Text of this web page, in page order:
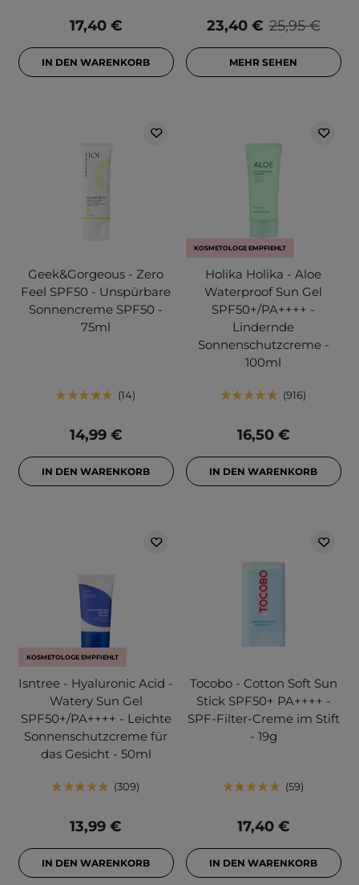
17,40 €
IN DEN WARENKORB
25,95 €
23,40 €
MEHR SEHEN
Geek&Gorgeous - Zero
Feel SPF50 - Unspürbare
Sonnencreme SPF50 -
75ml
14
14,99 €
IN DEN WARENKORB
KOSMETOLOGE EMPFIEHLT
Holika Holika - Aloe
Waterproof Sun Gel
SPF50+/PA++++ -
Lindernde
Sonnenschutzcreme -
100ml
916
16,50 €
IN DEN WARENKORB
KOSMETOLOGE EMPFIEHLT
Isntree - Hyaluronic Acid -
Watery Sun Gel
SPF50+/PA++++ - Leichte
Sonnenschutzcreme für
das Gesicht - 50ml
309
13,99 €
IN DEN WARENKORB
Tocobo - Cotton Soft Sun
Stick SPF50+ PA++++ -
SPF-Filter-Creme im Stift
- 19g
59
17,40 €
IN DEN WARENKORB